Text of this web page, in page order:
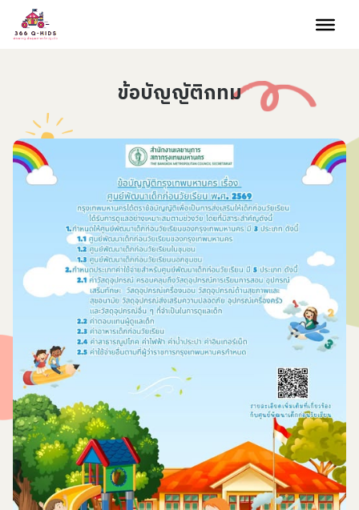
Skip to content
ข้อบัญญัติกทม